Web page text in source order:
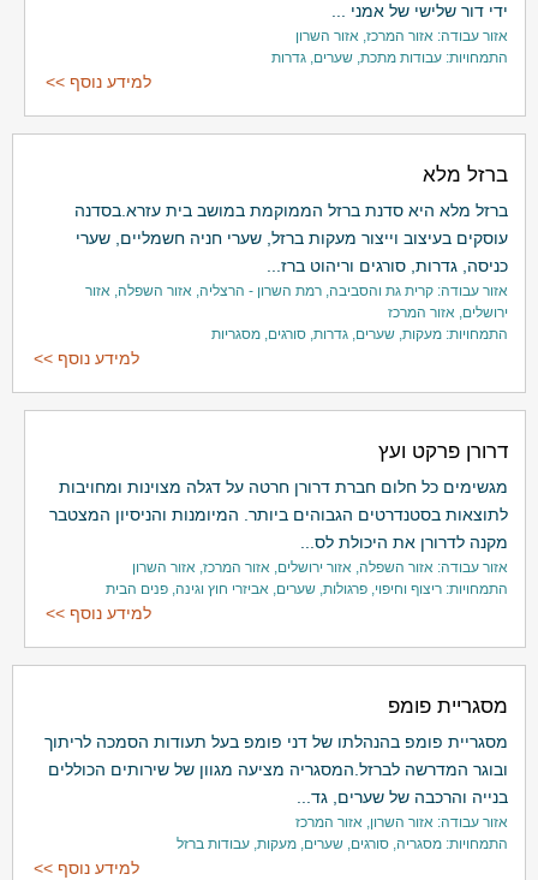
ידי דור שלישי של אמני ...
אזור עבודה: אזור המרכז, אזור השרון
התמחויות: עבודות מתכת, שערים, גדרות
למידע נוסף >>
ברזל מלא
ברזל מלא היא סדנת ברזל הממוקמת במושב בית עזרא.בסדנה
עוסקים בעיצוב וייצור מעקות ברזל, שערי חניה חשמליים, שערי
כניסה, גדרות, סורגים וריהוט ברז...
אזור עבודה: קרית גת והסביבה, רמת השרון - הרצליה, אזור השפלה, אזור
ירושלים, אזור המרכז
התמחויות: מעקות, שערים, גדרות, סורגים, מסגריות
למידע נוסף >>
דרורן פרקט ועץ
מגשימים כל חלום חברת דרורן חרטה על דגלה מצוינות ומחויבות
לתוצאות בסטנדרטים הגבוהים ביותר. המיומנות והניסיון המצטבר
מקנה לדרורן את היכולת לס...
אזור עבודה: אזור השפלה, אזור ירושלים, אזור המרכז, אזור השרון
התמחויות: ריצוף וחיפוי, פרגולות, שערים, אביזרי חוץ וגינה, פנים הבית
למידע נוסף >>
מסגריית פומפ
מסגריית פומפ בהנהלתו של דני פומפ בעל תעודות הסמכה לריתוך
ובוגר המדרשה לברזל.המסגריה מציעה מגוון של שירותים הכוללים
בנייה והרכבה של שערים, גד...
אזור עבודה: אזור השרון, אזור המרכז
התמחויות: מסגריה, סורגים, שערים, מעקות, עבודות ברזל
למידע נוסף >>